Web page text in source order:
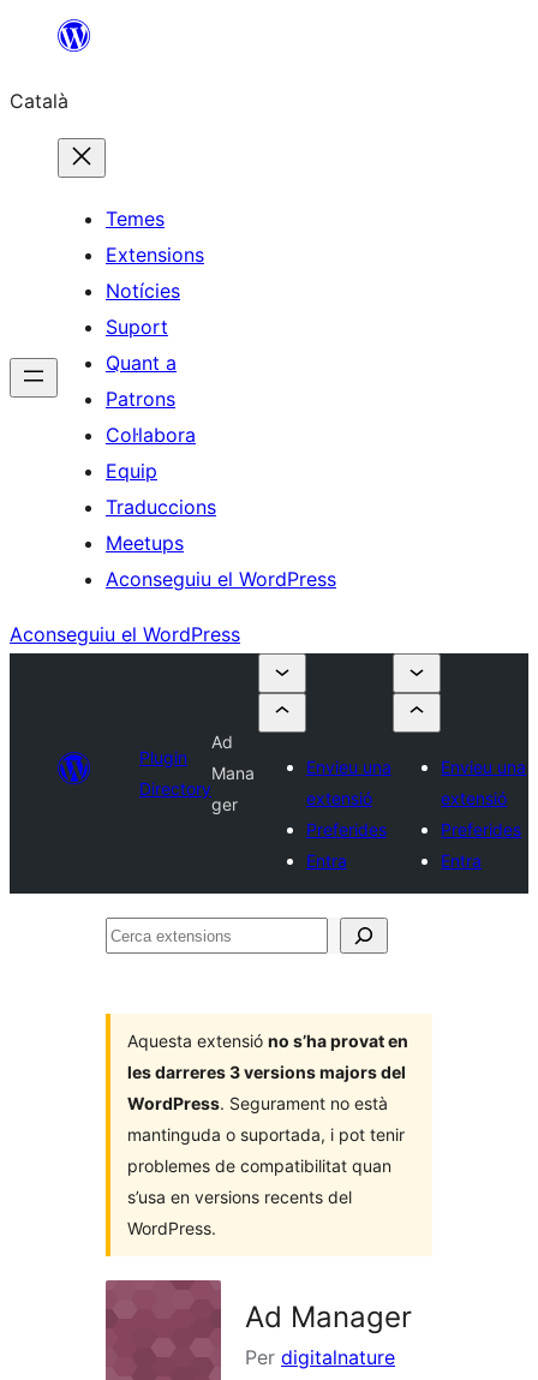
contingut
Català
Temes
Extensions
Notícies
Suport
Quant a
Patrons
Col·labora
Equip
Traduccions
Meetups
Aconseguiu el WordPress
Aconseguiu el WordPress
Plugin
Directory
Ad
Mana
ger
Envieu una
extensió
Preferides
Entra
Envieu una
extensió
Preferides
Entra
Cerca
Aquesta extensió no s’ha provat en
les darreres 3 versions majors del
WordPress. Segurament no està
mantinguda o suportada, i pot tenir
problemes de compatibilitat quan
s’usa en versions recents del
WordPress.
Ad Manager
Per digitalnature